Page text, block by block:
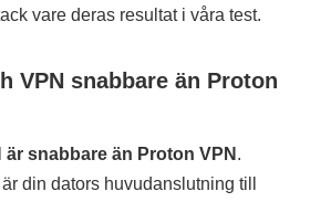
vare deras resultat i våra test.
VPN snabbare än Proton
är snabbare än Proton VPN .
din dators huvudanslutning till